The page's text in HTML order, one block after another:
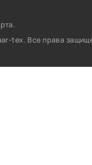
tex. Все права